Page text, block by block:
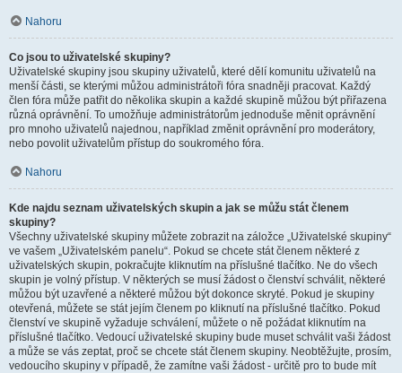
Nahoru
Co jsou to uživatelské skupiny?
Uživatelské skupiny jsou skupiny uživatelů, které dělí komunitu uživatelů na
menší části, se kterými můžou administrátoři fóra snadněji pracovat. Každý
člen fóra může patřit do několika skupin a každé skupině můžou být přiřazena
různá oprávnění. To umožňuje administrátorům jednoduše měnit oprávnění
pro mnoho uživatelů najednou, například změnit oprávnění pro moderátory,
nebo povolit uživatelům přístup do soukromého fóra.
Nahoru
Kde najdu seznam uživatelských skupin a jak se můžu stát členem
skupiny?
Všechny uživatelské skupiny můžete zobrazit na záložce „Uživatelské skupiny“
ve vašem „Uživatelském panelu“. Pokud se chcete stát členem některé z
uživatelských skupin, pokračujte kliknutím na příslušné tlačítko. Ne do všech
skupin je volný přístup. V některých se musí žádost o členství schválit, některé
můžou být uzavřené a některé můžou být dokonce skryté. Pokud je skupiny
otevřená, můžete se stát jejím členem po kliknutí na příslušné tlačítko. Pokud
členství ve skupině vyžaduje schválení, můžete o ně požádat kliknutím na
příslušné tlačítko. Vedoucí uživatelské skupiny bude muset schválit vaši žádost
a může se vás zeptat, proč se chcete stát členem skupiny. Neobtěžujte, prosím,
vedoucího skupiny v případě, že zamítne vaši žádost - určitě pro to bude mít